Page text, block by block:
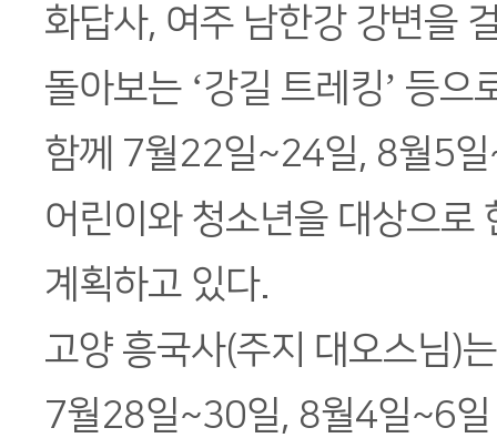
화답사, 여주 남한강 강변을
돌아보는 ‘강길 트레킹’ 등으
함께 7월22일~24일, 8월5
어린이와 청소년을 대상으로
계획하고 있다.
고양 흥국사(주지 대오스님)
7월28일~30일, 8월4일~6일